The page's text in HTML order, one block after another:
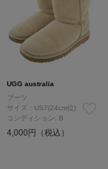
UGG australia
ブーツ
サイズ：US7(24cm位)
コンディション: B
4,000円（税込）